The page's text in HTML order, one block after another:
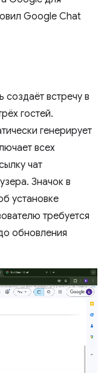
Google Chat
встречу в
гостей.
генерирует
всех
чат
Значок в
установке
требуется
обновления